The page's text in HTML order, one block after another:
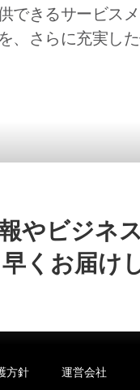
できるサービス
、さらに充実し
やビジネ
くお届け
方針 運営会社